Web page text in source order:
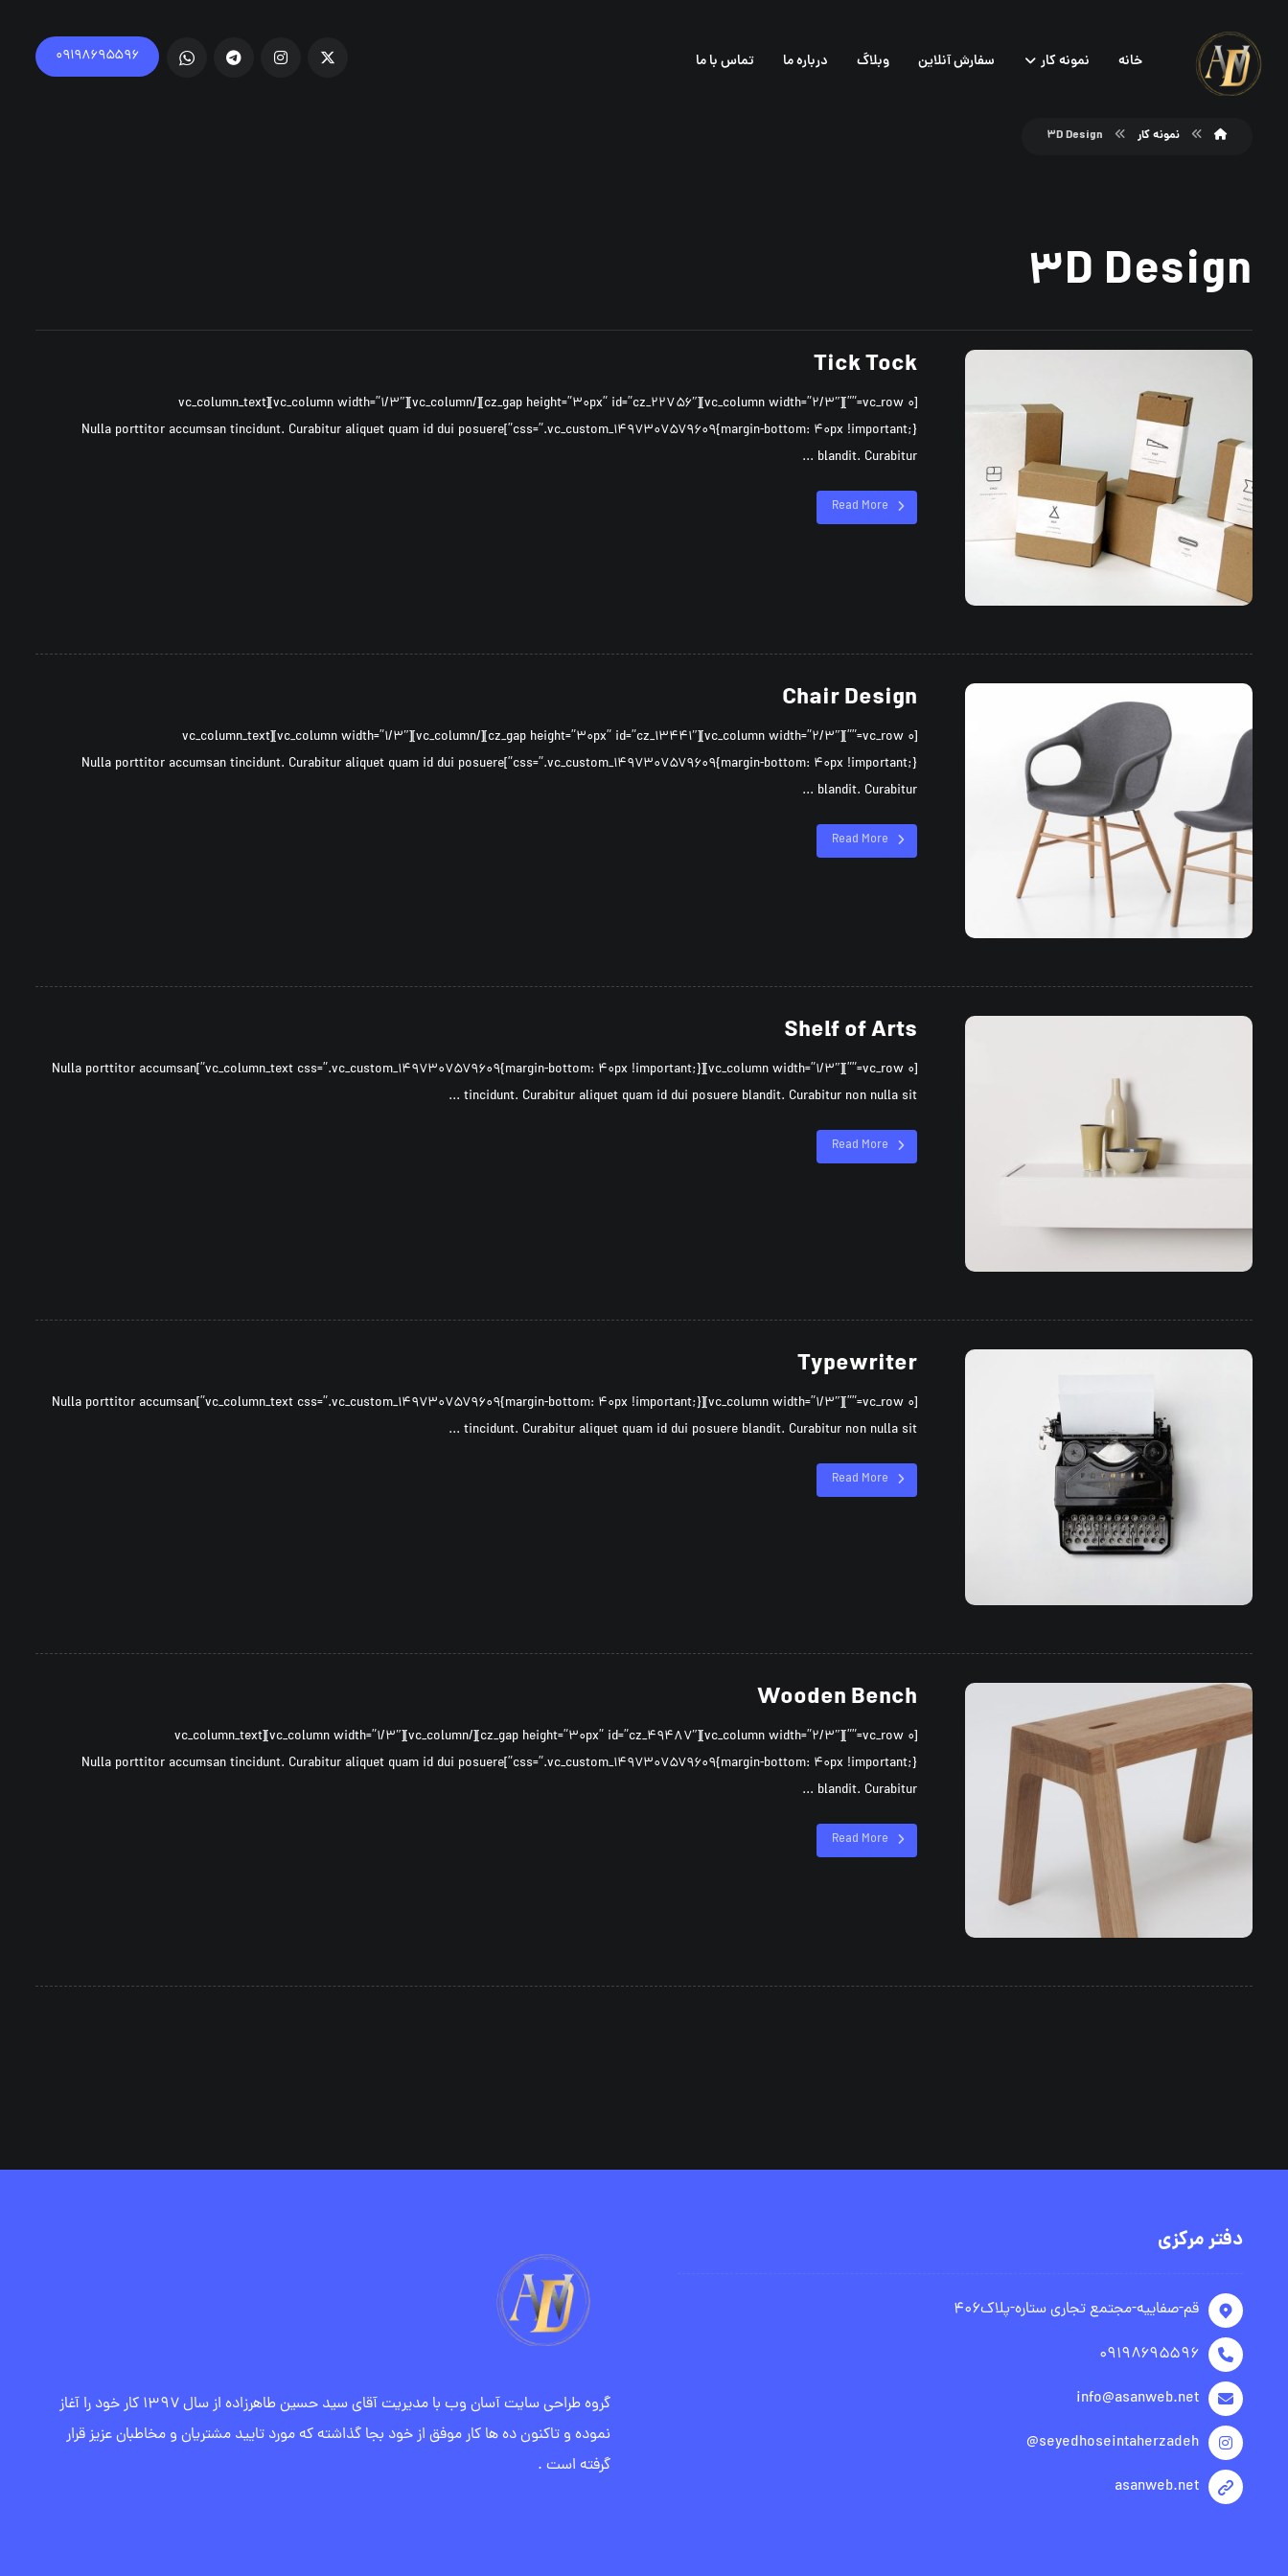
خانه نمونه کار سفارش آنلاین وبلاگ درباره ما تماس با ما ۰۹۱۹۸۶۹۵۵۹۶
نمونه کار ۳D Design
۳D Design
Tick Tock
[vc_row ۰=””][vc_column width=”۲/۳″][cz_gap height=”۳۰px” id=”cz_۲۲۷۵۶″][/vc_column][vc_column width=”۱/۳″][vc_column_text
css=”.vc_custom_۱۴۹۷۳۰۷۵۷۹۶۰۹{margin-bottom: ۴۰px !important;}”]Nulla porttitor accumsan tincidunt. Curabitur aliquet quam id dui posuere
blandit. Curabitur ...
Read More
Chair Design
[vc_row ۰=””][vc_column width=”۲/۳″][cz_gap height=”۳۰px” id=”cz_۱۳۴۴۱″][/vc_column][vc_column width=”۱/۳″][vc_column_text
css=”.vc_custom_۱۴۹۷۳۰۷۵۷۹۶۰۹{margin-bottom: ۴۰px !important;}”]Nulla porttitor accumsan tincidunt. Curabitur aliquet quam id dui posuere
blandit. Curabitur ...
Read More
Shelf of Arts
[vc_row ۰=””][vc_column width=”۱/۳″][vc_column_text css=”.vc_custom_۱۴۹۷۳۰۷۵۷۹۶۰۹{margin-bottom: ۴۰px !important;}”]Nulla porttitor accumsan
tincidunt. Curabitur aliquet quam id dui posuere blandit. Curabitur non nulla sit ...
Read More
Typewriter
[vc_row ۰=””][vc_column width=”۱/۳″][vc_column_text css=”.vc_custom_۱۴۹۷۳۰۷۵۷۹۶۰۹{margin-bottom: ۴۰px !important;}”]Nulla porttitor accumsan
tincidunt. Curabitur aliquet quam id dui posuere blandit. Curabitur non nulla sit ...
Read More
Wooden Bench
[vc_row ۰=””][vc_column width=”۲/۳″][cz_gap height=”۳۰px” id=”cz_۴۹۴۸۷″][/vc_column][vc_column width=”۱/۳″][vc_column_text
css=”.vc_custom_۱۴۹۷۳۰۷۵۷۹۶۰۹{margin-bottom: ۴۰px !important;}”]Nulla porttitor accumsan tincidunt. Curabitur aliquet quam id dui posuere
blandit. Curabitur ...
Read More
دفتر مرکزی
قم-صفاییه-مجتمع تجاری ستاره-پلاک۴۰۶
۰۹۱۹۸۶۹۵۵۹۶
info@asanweb.net
seyedhoseintaherzadeh@
asanweb.net
گروه طراحی سایت آسان وب با مدیریت آقای سید حسین طاهرزاده از سال ۱۳۹۷ کار خود را آغاز
نموده و تاکنون ده ها کار موفق از خود بجا گذاشته که مورد تایید مشتریان و مخاطبان عزیز قرار
گرفته است .